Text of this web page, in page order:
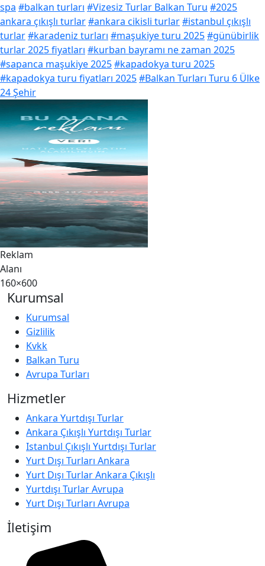
spa #balkan turları #Vizesiz Turlar Balkan Turu #2025
ankara çıkışlı turlar#ankara cikisli turlar#istanbul çıkışlı
turlar#karadeniz turları #maşukiye turu 2025#günübirlik
turlar 2025 fiyatları #kurban bayramı ne zaman 2025
#sapanca maşukiye 2025#kapadokya turu 2025
#kapadokya turu fiyatları 2025#Balkan Turları Turu 6 Ülke
24 Şehir
Reklam
Alanı
160×600
Kurumsal
Kurumsal
Gizlilik
Kvkk
Balkan Turu
Avrupa Turları
Hizmetler
Ankara Yurtdışı Turlar
Ankara Çıkışlı Yurtdışı Turlar
Istanbul Çıkışlı Yurtdışı Turlar
Yurt Dışı Turları Ankara
Yurt Dışı Turlar Ankara Çıkışlı
Yurtdışı Turlar Avrupa
Yurt Dışı Turları Avrupa
İletişim